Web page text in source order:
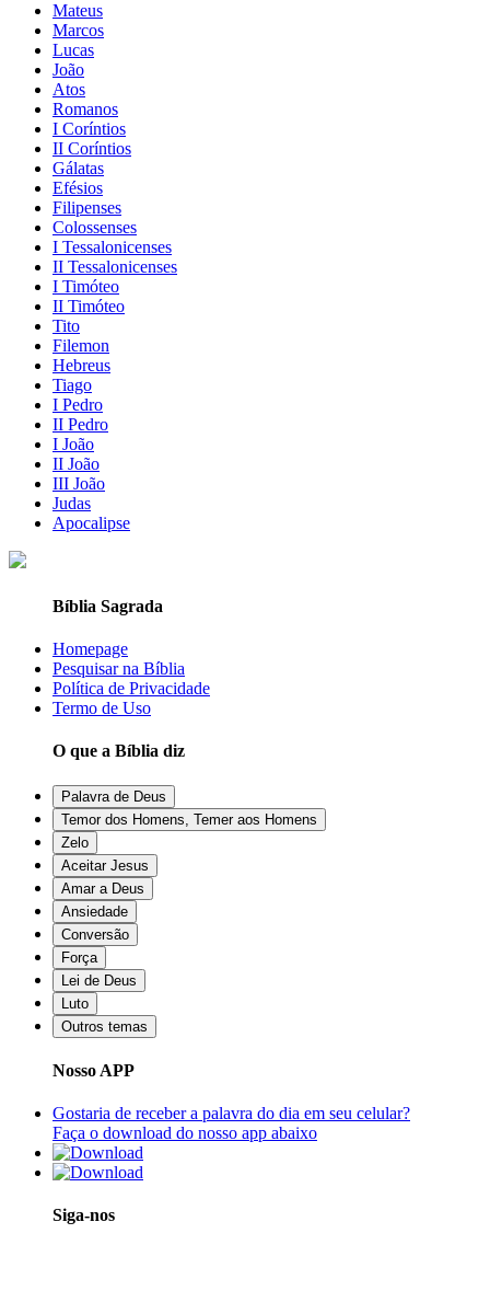
Mateus
Marcos
Lucas
João
Atos
Romanos
I Coríntios
II Coríntios
Gálatas
Efésios
Filipenses
Colossenses
I Tessalonicenses
II Tessalonicenses
I Timóteo
II Timóteo
Tito
Filemon
Hebreus
Tiago
I Pedro
II Pedro
I João
II João
III João
Judas
Apocalipse
Bíblia Sagrada
Homepage
Pesquisar na Bíblia
Política de Privacidade
Termo de Uso
O que a Bíblia diz
Palavra de Deus
Temor dos Homens, Temer aos Homens
Zelo
Aceitar Jesus
Amar a Deus
Ansiedade
Conversão
Força
Lei de Deus
Luto
Outros temas
Nosso APP
Gostaria de receber a palavra do dia em seu celular?
Faça o download do nosso app abaixo
Siga-nos